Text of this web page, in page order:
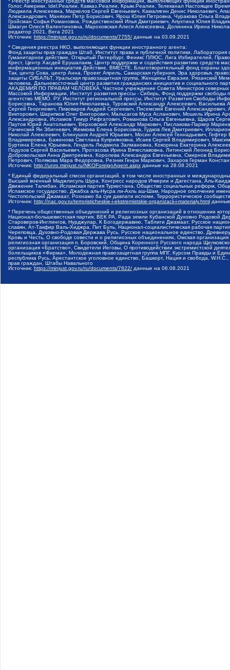
Голос Америки, Idel.Реалии, Кавказ.Реалии, Крым.Реалии, Телеканал Настоящее
Людмила Алексеевна, Маркелов Сергей Евгеньевич, Камалягин Денис Николаевич,
Александрович, Маняхин Петр Борисович, Ярош Юлия Петровна, Чуракова Ольга
Гройсман Софья Романовна, Рождественский Илья Дмитриевич, Апухтина Юлия
Шмагун Олеся Валентиновна, Мароховская Алеся Алексеевна, Долинина Ирина
редактор 2021, Вега 2021
Источник: https://minjust.gov.ru/ru/documents/7755/ данные на 03.09.2021
* Сведения реестра НКО, выполняющих функции иностранного агента:
Фонд защиты прав граждан Штаб, Институт права и публичной политики,
Гуманитарное действие, Открытый Петербург, Феникс ПЛЮС, Лига Избирателей,
Крест, Центр Хасдей Ерушалаим, Центр поддержки и содействия развитию средств
информационных инициатив Действие, ВМЕСТЕ, Благотворительный фонд охраны
Так, центр Сова, центр Анна, Проект Апрель, Самарская губерния, Эра здоровья,
защиты СИБАЛЬТ, Уральская правозащитная группа, Женщины Евразии, Рязанский
человека, Дальневосточный центр развития гражданских инициатив и социального
АКАДЕМИЯ ПО ПРАВАМ ЧЕЛОВЕКА, Частное учреждение Совета Министров северных
Массовой Информации, Институт развития прессы - Сибирь, Фонд поддержки
агентство МЕМО. РУ, Институт региональной прессы, Институт Развития Свободы
Борисовна, Таранова Юлия Николаевна, Туровский Александр Алексеевич,
Сергей Георгиевич, Пивоваров Андрей Сергеевич, Писемский Евгений
Викторович, Шарипков Олег Викторович, Мальсагов Муса Асланович, Мошель Ирина
Александровна, Исламов Тимур Рифгатович, Романова Ольга Евгеньевна, Щаров
Паутов Юрий Анатольевич, Верховский Александр Маркович, Пислакова-Паркер
Рачинский Ян Збигневич, Жемкова Елена Борисовна, Гудков Лев Дмитриевич,
Николай Алексеевич, Блинушов Андрей Юрьевич, Мосин Алексей Геннадьевич,
Владимировна, Баженова Светлана Куприяновна, Исаев Сергей Владимирович,
Буртина Елена Юрьевна, Гендель Людмила Залмановна, Кокорина Екатерина
Подузов Сергей Васильевич, Протасова Ирина Вячеславовна, Литинский Леонид
Добровольская Анна Дмитриевна, Королева Александра Евгеньевна, Смирнов
Петрович, Полякова Мара Федоровна, Резник Генри Маркович, Захаров Герман
Источник: http://unro.minjust.ru/NKOForeignAgent.aspx данные на 28.08.2021
* Единый федеральный список организаций, в том числе иностранных и
Высший военный Маджлисуль Шура, Конгресс народов Ичкерии и Дагестана, Аль-
Движение Талибан, Исламская партия Туркестана, Общество социальных реформ,
Исламское государство, Джабха аль-Нусра ли-Ахль аш-Шам, Народное ополчение
Чистопольский Джамаат, Рохнамо ба суи давлати исломи, Террористическое
Источник: http://nac.gov.ru/terroristicheskie-i-ekstremistskie-organizacii-i-materialy.html
* Перечень общественных объединений и религиозных организаций в отношении
Национал-большевистская партия, ВЕК РА, Рада земли Кубанской Духовно Родовой
Староверов-Инглингов, Нурджулар, К Богодержавию, Таблиги Джамаат, Русское
славян, Ат-Такфир Валь-Хиджра, Пит Буль, Национал-социалистическая рабочая
Череповца, Духовно-Родовая Держава Русь, Русское национальное единство,
Кровь и Честь, О свободе совести и о религиозных объединениях, Омская
религиозная организация п. Боровский, Община Коренного Русского народа
организация «Братство», Свидетели Иеговы, О противодействии экстремистской
болельщиков «Фирма», Молодежная правозащитная группа МПГ, Курсом Правды и
республика Русь, Арестантское уголовное единство, Башкорт, Нация и свобода,
прав граждан, Штабы Навального
Источник: https://minjust.gov.ru/ru/documents/7822/ данные на 06.08.2021